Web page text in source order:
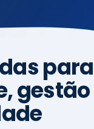
para
gestão